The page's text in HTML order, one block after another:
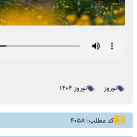
نوروز نوروز ۱۴۰۴
کد مطلب: ۴۰۵۸